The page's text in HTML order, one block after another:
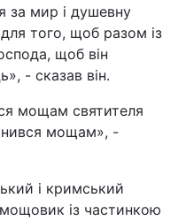
за мир і душевну
того, щоб разом із
щоб він
- сказав він.
мощам святителя
мощам», -
і кримський
із частинкою